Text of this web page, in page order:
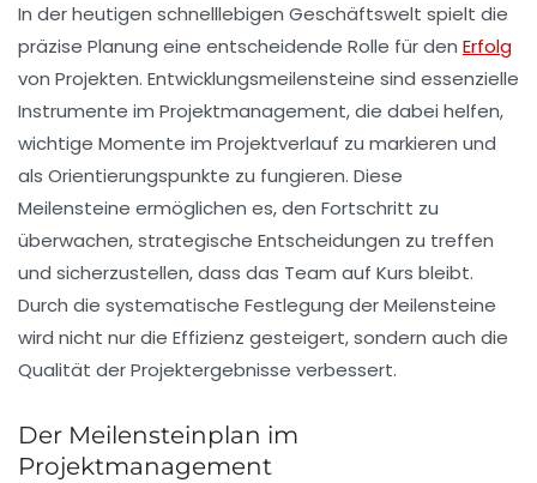
In der heutigen schnelllebigen Geschäftswelt spielt die
präzise Planung eine entscheidende Rolle für den Erfolg
von Projekten. Entwicklungsmeilensteine sind essenzielle
Instrumente im Projektmanagement, die dabei helfen,
wichtige Momente im Projektverlauf zu markieren und
als Orientierungspunkte zu fungieren. Diese
Meilensteine ermöglichen es, den Fortschritt zu
überwachen, strategische Entscheidungen zu treffen
und sicherzustellen, dass das Team auf Kurs bleibt.
Durch die systematische Festlegung der Meilensteine
wird nicht nur die Effizienz gesteigert, sondern auch die
Qualität der Projektergebnisse verbessert.
Der Meilensteinplan im
Projektmanagement